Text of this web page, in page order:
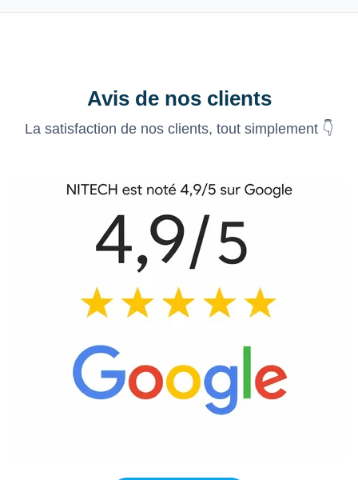
Avis de nos clients
La satisfaction de nos clients, tout simplement 👇